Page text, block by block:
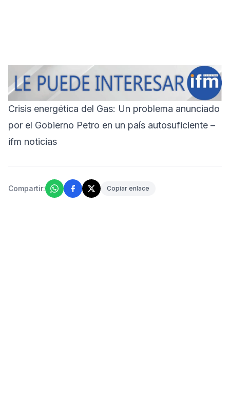
Crisis energética del Gas: Un problema anunciado
por el Gobierno Petro en un país autosuficiente –
ifm noticias
Compartir: Copiar enlace